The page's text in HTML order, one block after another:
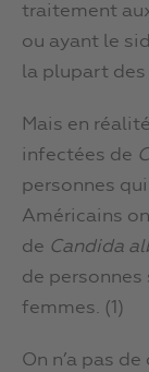
traitement
ou ayant le
la plupart des
Mais en
infectées de
personnes
Américains
de Candida
de personnes
femmes. (1)
On n’a pas